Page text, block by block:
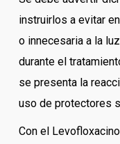
instruirlos a evitar
o innecesaria a la
durante el
se presenta la
uso de protectores
Con el